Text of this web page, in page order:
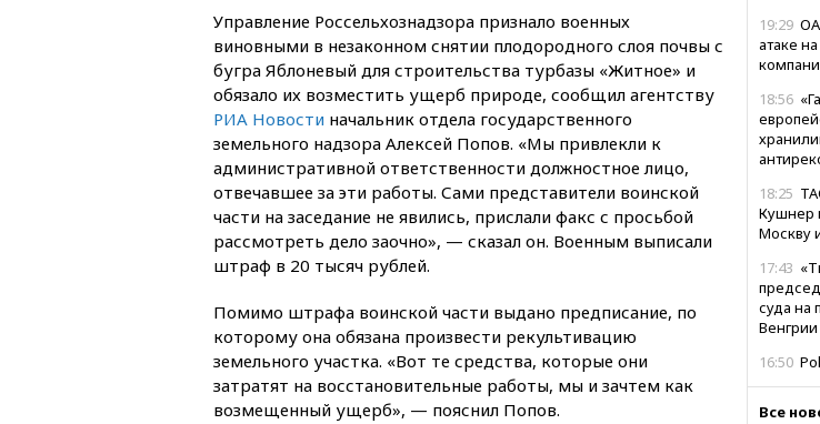
19:29
атаке
18:56
18:25
Кушнер
Москву
17:43
суда на
Венгрии
16:50
Все
Управление Россельхознадзора признало военных
виновными в незаконном снятии плодородного слоя почвы с
бугра Яблоневый для строительства турбазы «Житное» и
обязало их возместить ущерб природе, сообщил агентству
РИА Новости начальник отдела государственного
земельного надзора Алексей Попов. «Мы привлекли к
административной ответственности должностное лицо,
отвечавшее за эти работы. Сами представители воинской
части на заседание не явились, прислали факс с просьбой
рассмотреть дело заочно», — сказал он. Военным выписали
штраф в 20 тысяч рублей.
Помимо штрафа воинской части выдано предписание, по
которому она обязана произвести рекультивацию
земельного участка. «Вот те средства, которые они
затратят на восстановительные работы, мы и зачтем как
возмещенный ущерб», — пояснил Попов.